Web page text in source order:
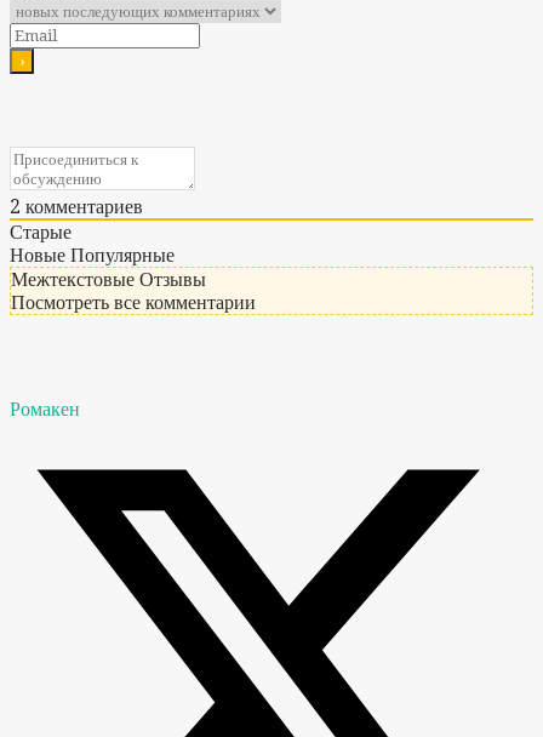
2 комментариев
Старые
Новые Популярные
Межтекстовые Отзывы
Посмотреть все комментарии
Ромакен